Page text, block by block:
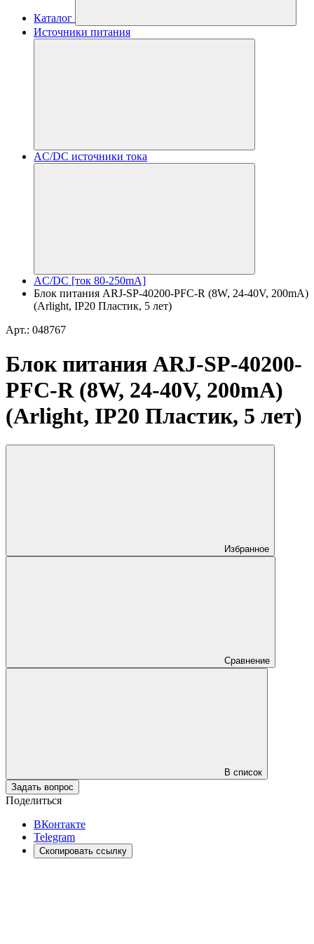
Каталог
Источники питания
AC/DC источники тока
AC/DC [ток 80-250mA]
Блок питания ARJ-SP-40200-PFC-R (8W, 24-40V, 200mA)
(Arlight, IP20 Пластик, 5 лет)
Арт.: 048767
Блок питания ARJ-SP-40200-
PFC-R (8W, 24-40V, 200mA)
(Arlight, IP20 Пластик, 5 лет)
Избранное
Сравнение
В список
Задать вопрос
Поделиться
ВКонтакте
Telegram
Скопировать ссылку